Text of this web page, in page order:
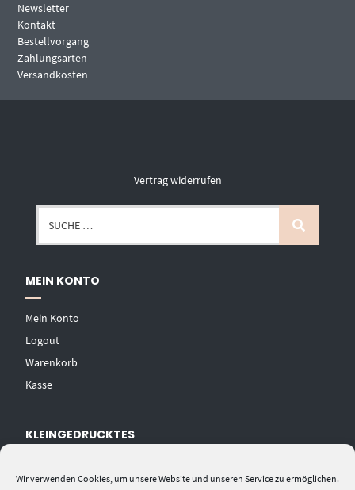
Wir verwenden Cookies, um unsere Website und unseren Service zu ermöglichen.
Newsletter
Kontakt
Bestellvorgang
Zahlungsarten
Versandkosten
Vertrag widerrufen
MEIN KONTO
Mein Konto
Logout
Warenkorb
Kasse
KLEINGEDRUCKTES